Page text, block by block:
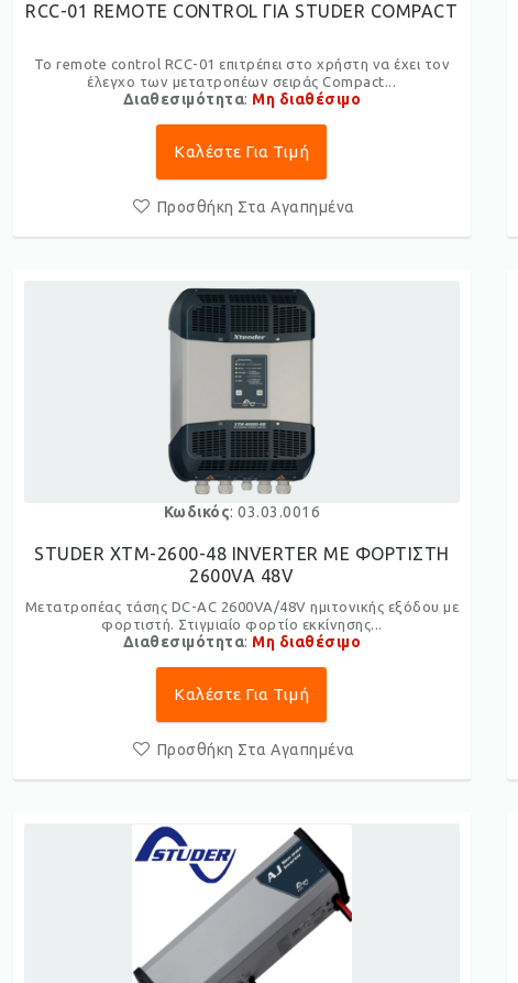
RCC-01 REMOTE CONTROL ΓΙΑ STUDER COMPACT
Το remote control RCC-01 επιτρέπει στο χρήστη να έχει τον
έλεγχο των μετατροπέων σειράς Compact...
Διαθεσιμότητα: Μη διαθέσιμο
Καλέστε Για Τιμή
Προσθήκη Στα Αγαπημένα
Κωδικός: 03.03.0016
STUDER XTM-2600-48 INVERTER ME ΦΟΡΤΙΣΤΗ
2600VA 48V
Μετατροπέας τάσης DC-AC 2600VA/48V ημιτονικής εξόδου με
φορτιστή. Στιγμιαίο φορτίο εκκίνησης...
Διαθεσιμότητα: Μη διαθέσιμο
Καλέστε Για Τιμή
Προσθήκη Στα Αγαπημένα